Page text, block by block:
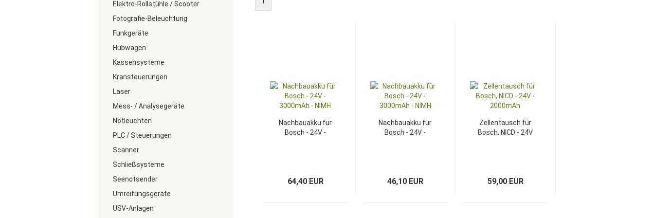
Nachbauakku für
Bosch - 24V -
64,40 EUR
Nachbauakku für
Bosch - 24V -
46,10 EUR
Zellentausch für
Bosch, NICD - 24V
59,00 EUR
Elektro-Rollstühle / Scooter
Fotografie-Beleuchtung
Funkgeräte
Hubwagen
Kassensysteme
Kransteuerungen
Laser
Mess- / Analysegeräte
Notleuchten
PLC / Steuerungen
Scanner
Schließsysteme
Seenotsender
Umreifungsgeräte
USV-Anlagen